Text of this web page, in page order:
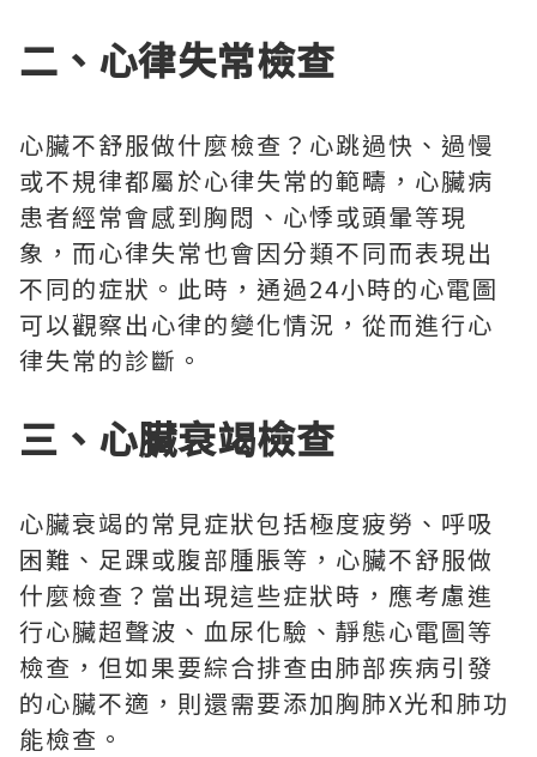
二、心律失常檢查
心臟不舒服做什麼檢查？心跳過快、過慢
或不規律都屬於心律失常的範疇，心臟病
患者經常會感到胸悶、心悸或頭暈等現
象，而心律失常也會因分類不同而表現出
不同的症狀。此時，通過24小時的心電圖
可以觀察出心律的變化情況，從而進行心
律失常的診斷。
三、心臟衰竭檢查
心臟衰竭的常見症狀包括極度疲勞、呼吸
困難、足踝或腹部腫脹等，心臟不舒服做
什麼檢查？當出現這些症狀時，應考慮進
行心臟超聲波、血尿化驗、靜態心電圖等
檢查，但如果要綜合排查由肺部疾病引發
的心臟不適，則還需要添加胸肺X光和肺功
能檢查。